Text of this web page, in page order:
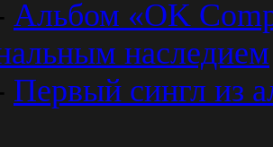
Альбом «OK
наследием
Первый сингл из